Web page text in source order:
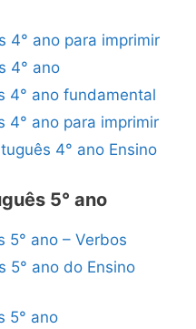
4° ano para imprimir
4° ano
4° ano fundamental
4° ano para imprimir
4° ano Ensino
5° ano
5° ano – Verbos
5° ano do Ensino
5° ano